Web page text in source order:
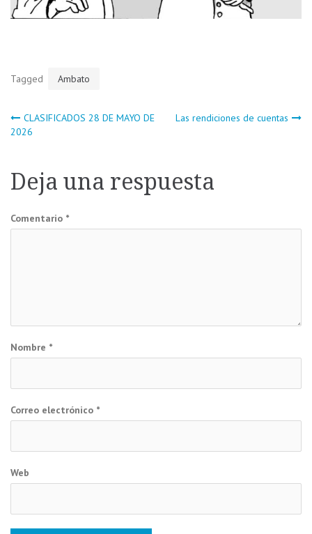
Tagged Ambato
Navegación
entradas
CLASIFICADOS 28 DE MAYO DE
2026
Las rendiciones de cuentas
Deja una respuesta
Comentario *
Nombre *
Correo electrónico *
Web